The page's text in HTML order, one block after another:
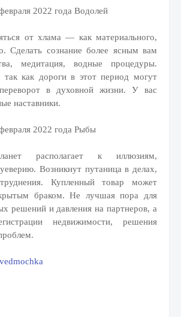
2022 года Водолей
от хлама — как материального,
Сделать сознание более ясным вам
медитация, водные процедуры.
так как дороги в этот период могут
в духовной жизни. У вас
наставники.
2022 года Рыбы
располагает к иллюзиям,
Возникнут путаница в делах,
Купленный товар может
браком. Не лучшая пора для
решений и давления на партнеров, а
недвижимости, решения